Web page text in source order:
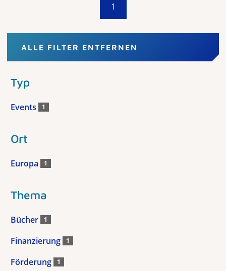
1
ALLE FILTER ENTFERNEN
Typ
Events 1
Ort
Europa 1
Thema
Bücher 1
Finanzierung 1
Förderung 1